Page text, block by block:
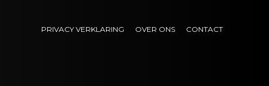
PRIVACY VERKLARING OVER ONS CONTACT